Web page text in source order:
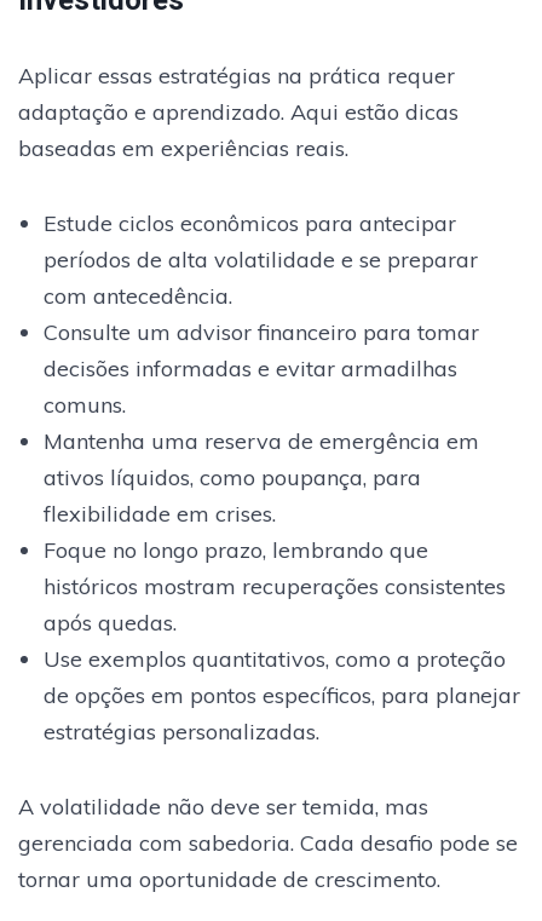
Aplicar essas estratégias na prática requer
adaptação e aprendizado. Aqui estão dicas
baseadas em experiências reais.
Estude ciclos econômicos para antecipar
períodos de alta volatilidade e se preparar
com antecedência.
Consulte um advisor financeiro para tomar
decisões informadas e evitar armadilhas
comuns.
Mantenha uma reserva de emergência em
ativos líquidos, como poupança, para
flexibilidade em crises.
Foque no longo prazo, lembrando que
históricos mostram recuperações consistentes
após quedas.
Use exemplos quantitativos, como a proteção
de opções em pontos específicos, para planejar
estratégias personalizadas.
A volatilidade não deve ser temida, mas
gerenciada com sabedoria. Cada desafio pode se
tornar uma oportunidade de crescimento.